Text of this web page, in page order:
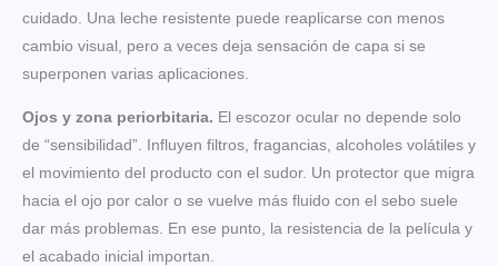
cuidado. Una leche resistente puede reaplicarse con menos
cambio visual, pero a veces deja sensación de capa si se
superponen varias aplicaciones.
Ojos y zona periorbitaria. El escozor ocular no depende solo
de “sensibilidad”. Influyen filtros, fragancias, alcoholes volátiles y
el movimiento del producto con el sudor. Un protector que migra
hacia el ojo por calor o se vuelve más fluido con el sebo suele
dar más problemas. En ese punto, la resistencia de la película y
el acabado inicial importan.